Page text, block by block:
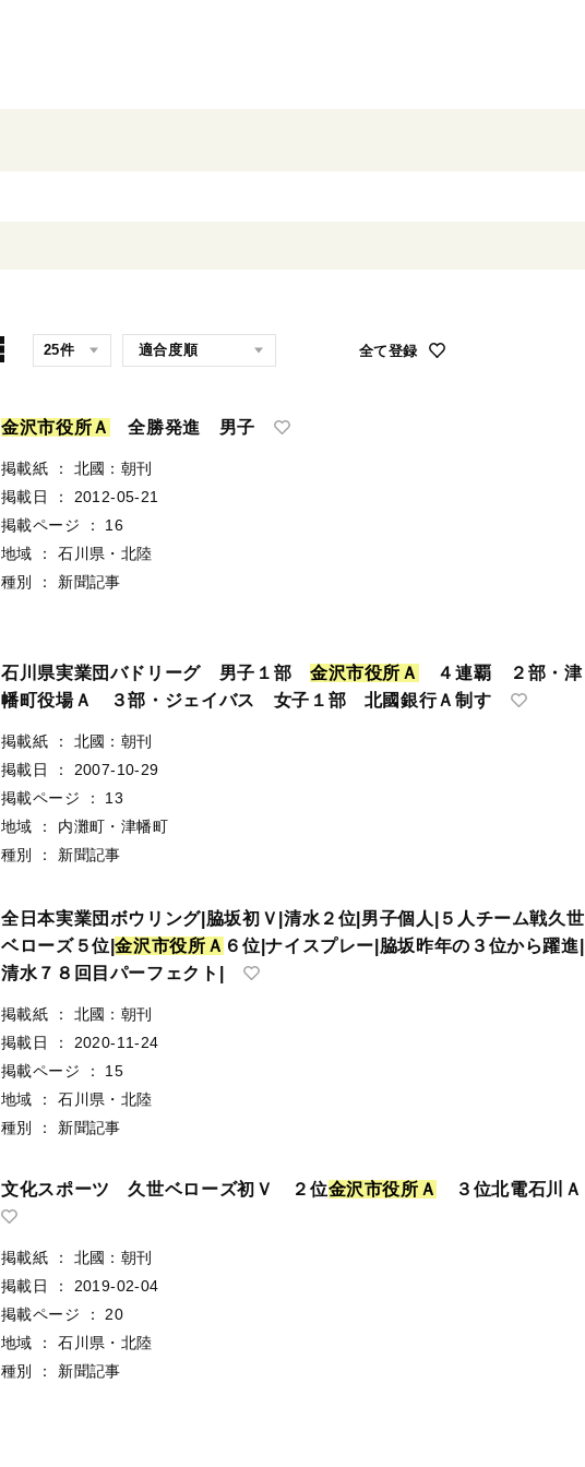
全て登録
金沢市役所 Ａ 全勝発進 男子
掲載紙 ：
北國：朝刊
掲載日
：
2012-05-21
掲載ページ
：
16
地域
：
石川県・北陸
種別
： 新聞記事
石川県実業団バドリーグ 男子１部 金沢市役所 Ａ
４連覇 ２部・津
幡町役場Ａ ３部・ジェイバス 女子１部 北國銀行Ａ制す
掲載紙 ：
北國：朝刊
掲載日
：
2007-10-29
掲載ページ
：
13
地域
：
内灘町・津幡町
種別
： 新聞記事
全日本実業団ボウリング|脇坂初Ｖ|清水２位|男子個人|５人チーム戦久世
ベローズ５位|金沢市役所 Ａ ６位|ナイスプレー|脇坂昨年の３位から躍進|
清水７８回目パーフェクト|
掲載紙 ：
北國：朝刊
掲載日
：
2020-11-24
掲載ページ
：
15
地域
：
石川県・北陸
種別
： 新聞記事
文化スポーツ 久世ベローズ初Ｖ ２位金沢市役所 Ａ ３位北電石川Ａ
掲載紙 ：
北國：朝刊
掲載日
：
2019-02-04
掲載ページ
：
20
地域
：
石川県・北陸
種別
： 新聞記事